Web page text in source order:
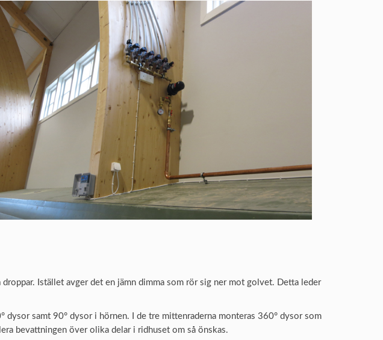
Istället avger det en jämn dimma som rör sig ner mot golvet. Detta leder
dysor samt 90° dysor i hörnen. I de tre mittenraderna monteras 360° dysor som
bevattningen över olika delar i ridhuset om så önskas.